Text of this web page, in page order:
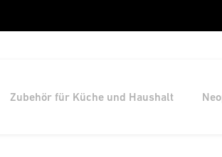
Zubehör für Küche und Haushalt